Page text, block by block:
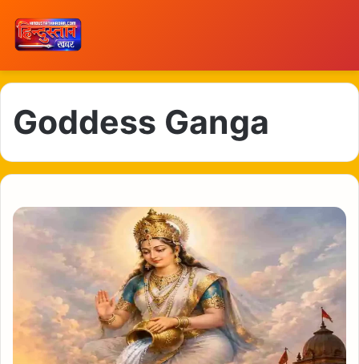
Goddess Ganga